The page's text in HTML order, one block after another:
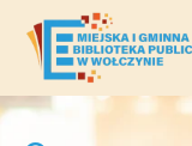
Przejdź do treści